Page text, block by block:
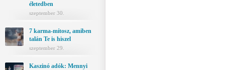
életedben
szeptember 30.
7 karma-mítosz, amiben
talán Te is hiszel
szeptember 29.
Kaszinó adók: Mennyi